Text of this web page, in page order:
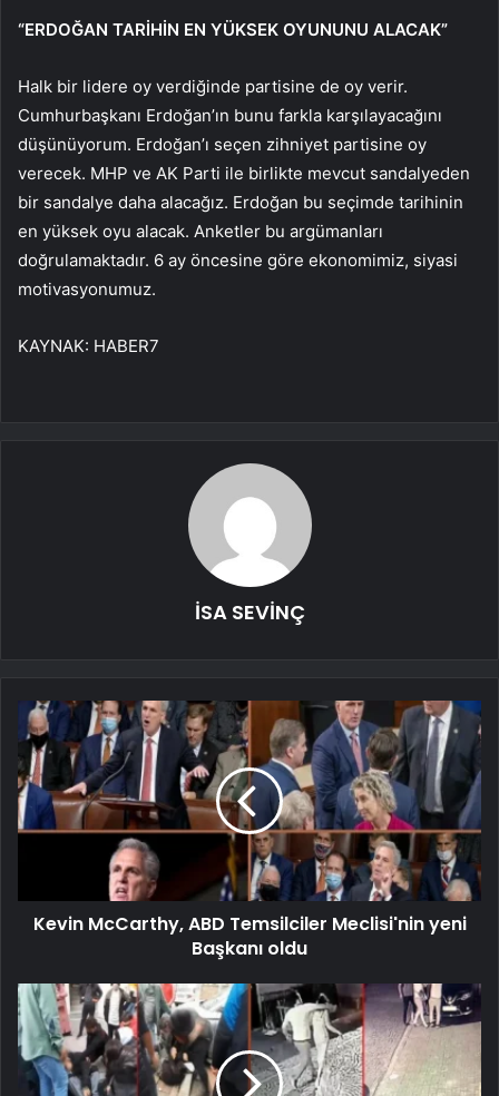
“ERDOĞAN TARİHİN EN YÜKSEK OYUNUNU ALACAK”
Halk bir lidere oy verdiğinde partisine de oy verir.
Cumhurbaşkanı Erdoğan’ın bunu farkla karşılayacağını
düşünüyorum. Erdoğan’ı seçen zihniyet partisine oy
verecek. MHP ve AK Parti ile birlikte mevcut sandalyeden
bir sandalye daha alacağız. Erdoğan bu seçimde tarihinin
en yüksek oyu alacak. Anketler bu argümanları
doğrulamaktadır. 6 ay öncesine göre ekonomimiz, siyasi
motivasyonumuz.
KAYNAK: HABER7
İSA SEVİNÇ
Kevin McCarthy, ABD Temsilciler Meclisi'nin yeni
Başkanı oldu